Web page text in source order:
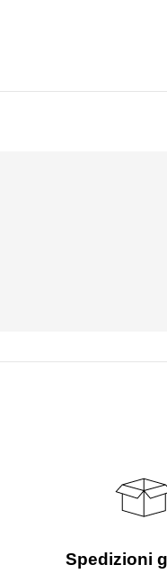
Spedizioni